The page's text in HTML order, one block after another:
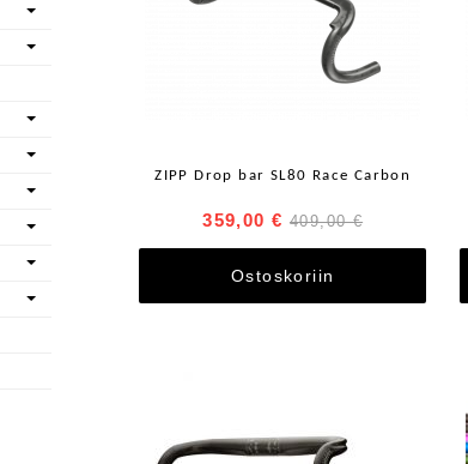
ZIPP Drop bar SL80 Race Carbon
359,00 € 409,00 €
Ostoskoriin